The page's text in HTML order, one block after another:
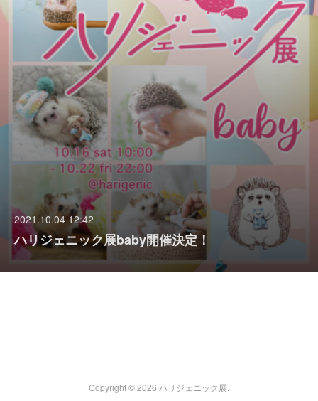
2021.10.04 12:42
ハリジェニック展baby開催決定！
Copyright ©2026 ハリジェニック展.